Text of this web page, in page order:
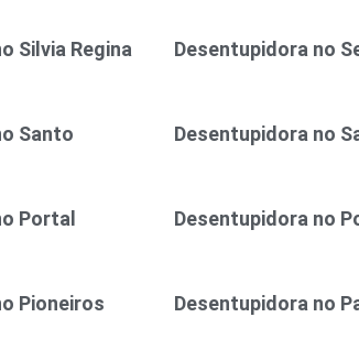
Silvia Regina Desentupidora no
Santo
Desentupidora no
Portal
Desentupidora no
Pioneiros Desentupidora no